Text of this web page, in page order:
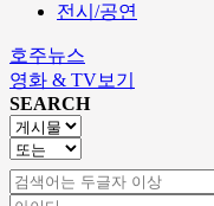
전시/공연
호주뉴스
영화 & TV보기
SEARCH